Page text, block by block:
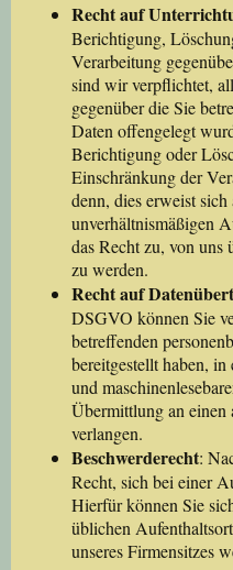
Recht auf
Berichtigung,
Verarbeitung
sind wir verpflichtet,
gegenüber die Sie
Daten offengelegt
Berichtigung oder
Einschränkung der
denn, dies erweist
unverhältnismäßigen
das Recht zu, von uns
zu werden.
Recht auf
DSGVO können Sie
betreffenden
bereitgestellt haben,
und
Übermittlung an einen
verlangen.
Beschwerderecht:
Recht, sich bei einer
Hierfür können Sie
üblichen
unseres Firmensitzes